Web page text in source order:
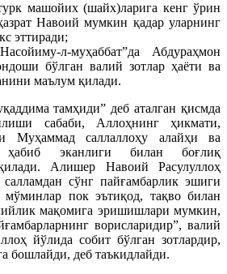
машойих (шайх)ларига кенг ўрин
Навоий мумкин қадар уларнинг
эттиради;
л-муҳаббат”да Абдураҳмон
бўлган валий зотлар ҳаёти ва
маълум қилади.
тамҳиди” деб аталган қисмда
сабаби, Аллоҳнинг ҳикмати,
Муҳаммад саллаллоҳу алайҳи ва
ҳабиб эканлиги билан боғлиқ
Алишер Навоий Расулуллоҳ
сўнг пайғамбарлик эшиги
мўминлар пок эътиқод, тақво билан
мақомига эришишлари мумкин,
ворисларидир”, валий
йўлида собит бўлган зотлардир,
бошлайди, деб таъкидлайди.